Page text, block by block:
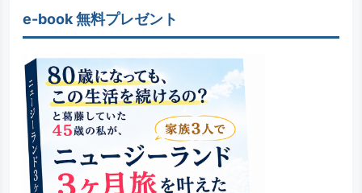
e-book 無料プレゼント